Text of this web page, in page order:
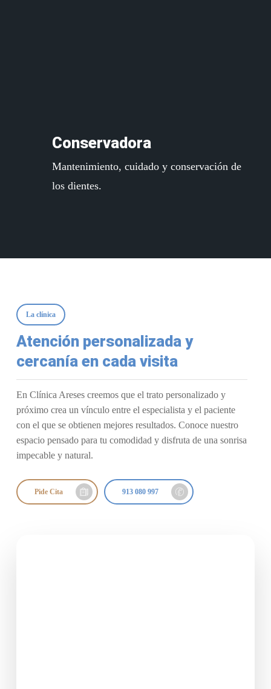
Conservadora
Mantenimiento, cuidado y conservación de
los dientes.
La clínica
Atención personalizada y
cercanía en cada visita
En Clínica Areses creemos que el trato personalizado y
próximo crea un vínculo entre el especialista y el paciente
con el que se obtienen mejores resultados. Conoce nuestro
espacio pensado para tu comodidad y disfruta de una sonrisa
impecable y natural.
Pide Cita 913 080 997